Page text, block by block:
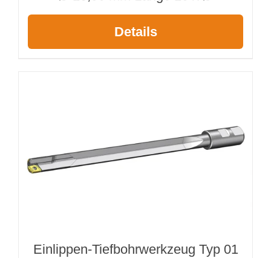
Details
Einlippen-Tiefbohrwerkzeug Typ 01